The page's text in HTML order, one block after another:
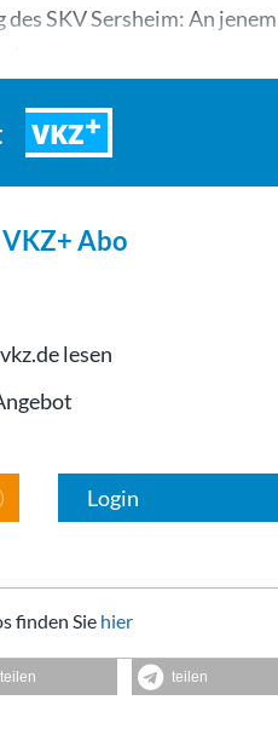
SKV Sersheim: An
VKZ
Abo
lesen
Login
finden Sie hier
teilen teilen